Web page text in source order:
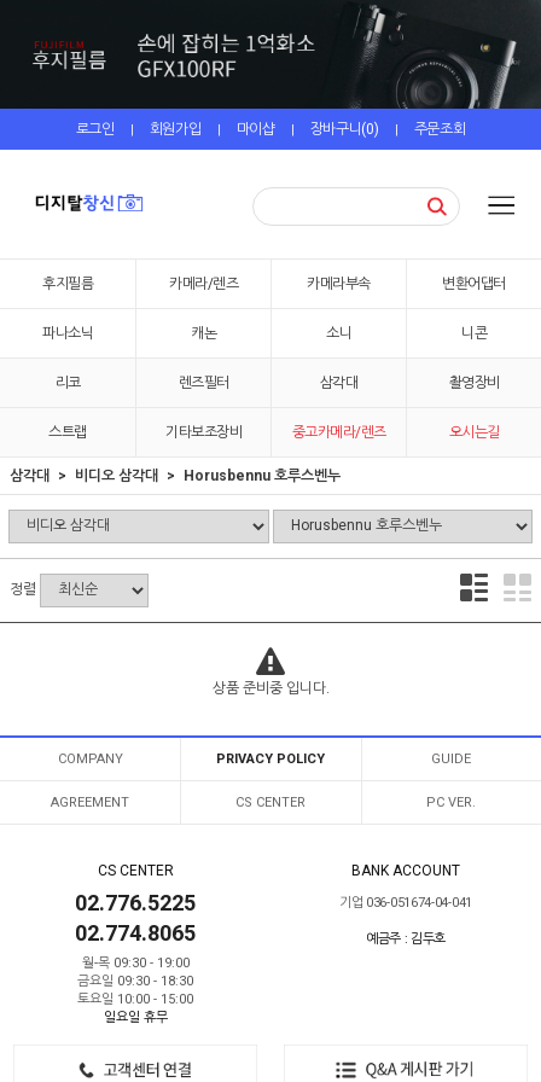
로그인 | 회원가입 | 마이샵 | 장바구니(0) | 주문조회
후지필름 카메라/렌즈 카메라부속 변환어댑터
파나소닉 캐논 소니 니콘
리코 렌즈필터 삼각대 촬영장비
스트랩 기타보조장비 중고카메라/렌즈 오시는길
삼각대 비디오 삼각대 Horusbennu 호루스벤누
정렬
상품 준비중 입니다.
COMPANY PRIVACY POLICY GUIDE
AGREEMENT CS CENTER PC VER.
CS CENTER
02.776.5225
02.774.8065
월-목 09:30 - 19:00
금요일 09:30 - 18:30
토요일 10:00 - 15:00
일요일 휴무
BANK ACCOUNT
기업 036-051674-04-041
예금주 : 김두호